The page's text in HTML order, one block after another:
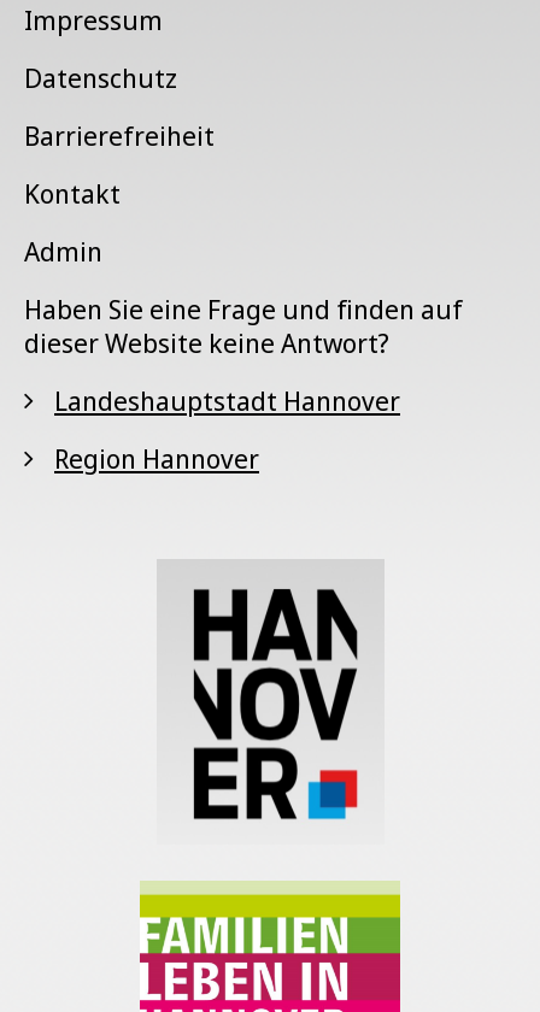
Impressum
Datenschutz
Barrierefreiheit
Kontakt
Admin
Haben Sie eine Frage und finden auf
dieser Website keine Antwort?
Landeshauptstadt Hannover
Region Hannover